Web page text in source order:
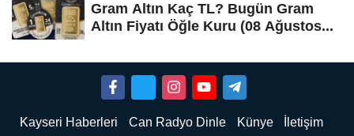
Gram Altın Kaç TL? Bugün Gram
Altın Fiyatı Öğle Kuru (08 Ağustos...
Kayseri Haberleri Can Radyo Dinle Künye İletişim